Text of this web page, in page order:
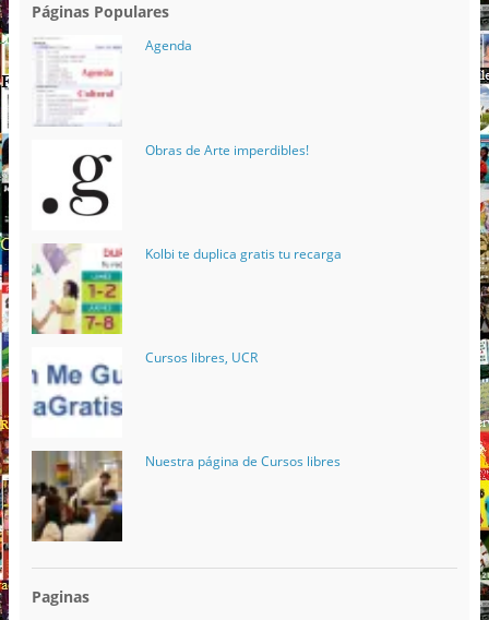
Páginas Populares
Agenda
Obras de Arte imperdibles!
Kolbi te duplica gratis tu recarga
Cursos libres, UCR
Nuestra página de Cursos libres
Paginas